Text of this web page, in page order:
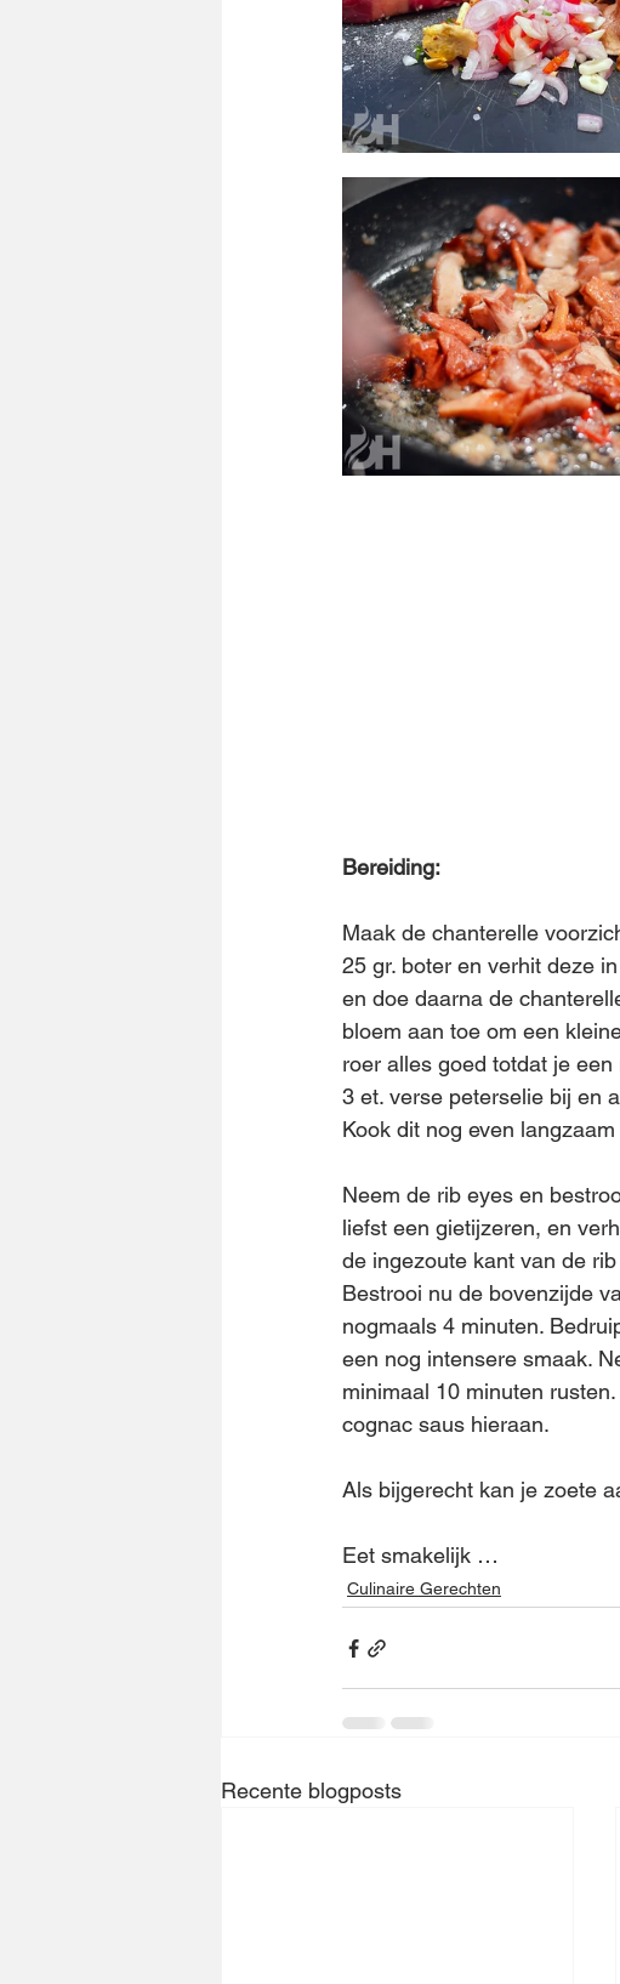
Bereiding:
Maak de chanterelle
25 gr. boter en verhit deze
en doe daarna de
bloem aan toe om een
roer alles goed totdat je
3 et. verse peterselie bij en
Kook dit nog even
Neem de rib eyes en
liefst een gietijzeren, en
de ingezoute kant van de
Bestrooi nu de bovenzijde
nogmaals 4 minuten.
een nog intensere smaak.
minimaal 10 minuten
cognac saus hieraan.
Als bijgerecht kan je zoete
Eet smakelijk …
Culinaire Gerechten
Recente blogposts